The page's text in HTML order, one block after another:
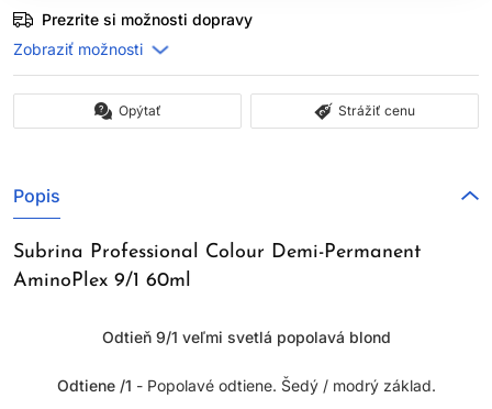
Prezrite si možnosti dopravy
Opýtať Strážiť cenu
Popis
Subrina Professional Colour Demi-Permanent
AminoPlex 9/1 60ml
Odtieň 9/1 veľmi svetlá popolavá blond
Odtiene /1 - Popolavé odtiene. Šedý / modrý základ.